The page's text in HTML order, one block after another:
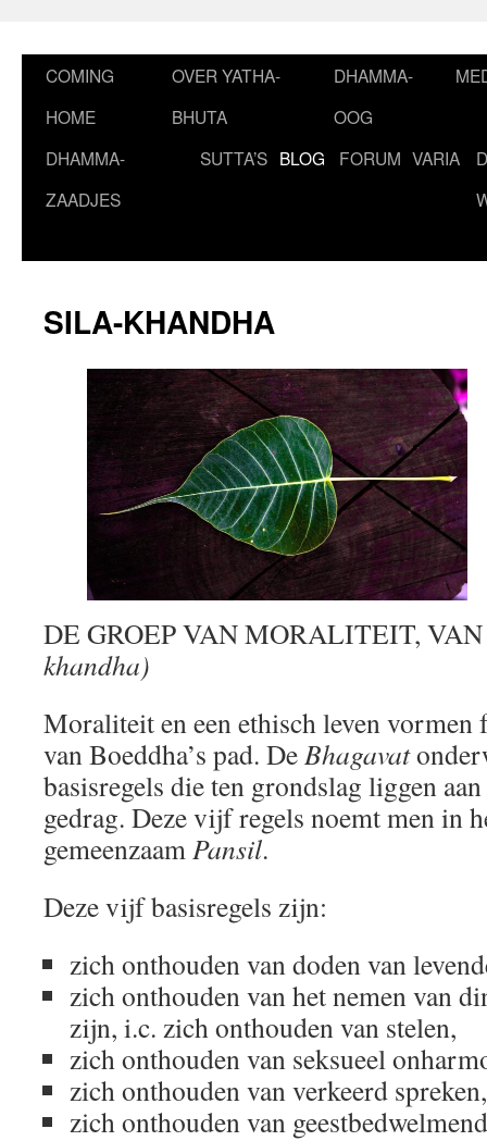
COMING
HOME
OVER YATHA-
BHUTA
DHAMMA-
OOG
DHAMMA-
ZAADJES
SUTTA’S BLOG FORUM VARIA
SILA-KHANDHA
DE GROEP VAN MORALITEIT,
khandha)
Moraliteit en een ethisch leven vormen
van Boeddha’s pad. De Bhagavat
basisregels die ten grondslag liggen
gedrag. Deze vijf regels noemt men in
gemeenzaam Pansil.
Deze vijf basisregels zijn:
zich onthouden van doden van
zich onthouden van het nemen van
zijn, i.c. zich onthouden van stelen,
zich onthouden van seksueel
zich onthouden van verkeerd spreken,
zich onthouden van